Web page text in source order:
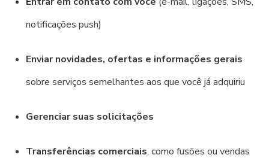
notificações push)
Enviar novidades, ofertas e informações gerais
sobre serviços semelhantes aos que você já adquiriu
Gerenciar suas solicitações
Transferências comerciais, como fusões ou vendas